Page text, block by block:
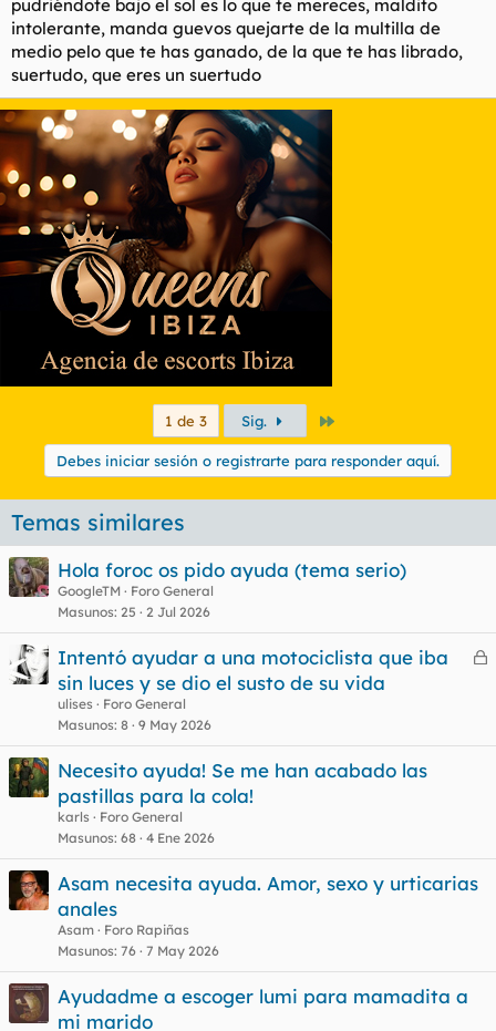
pudriéndote bajo el sol es lo que te mereces, maldito
intolerante, manda guevos quejarte de la multilla de
medio pelo que te has ganado, de la que te has librado,
suertudo, que eres un suertudo
1 de 3 Sig.
Debes iniciar sesión o registrarte para responder aquí.
Temas similares
Hola foroc os pido ayuda (tema serio)
GoogleTM
Foro General
Masunos 25 2 Jul 2026
C
a
Intentó ayudar a una motociclista que iba
sin luces y se dio el susto de su vida
ulises
Foro General
Masunos 8 9 May 2026
Necesito ayuda! Se me han acabado las
pastillas para la cola!
karls
Foro General
Masunos 68 4 Ene 2026
Asam necesita ayuda. Amor, sexo y urticarias
anales
Asam
Foro Rapiñas
Masunos 76 7 May 2026
Ayudadme a escoger lumi para mamadita a
mi marido